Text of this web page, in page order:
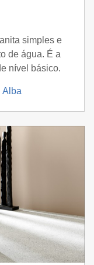
simples e
de água. É a
nível básico.
Alba